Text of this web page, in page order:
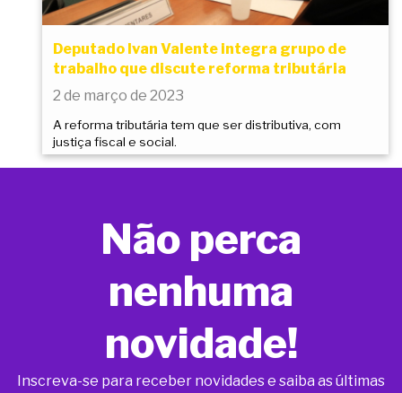
Deputado Ivan Valente integra grupo de
trabalho que discute reforma tributária
2 de março de 2023
A reforma tributária tem que ser distributiva, com
justiça fiscal e social.
Não perca
nenhuma
novidade!
Inscreva-se para receber novidades e saiba as últimas